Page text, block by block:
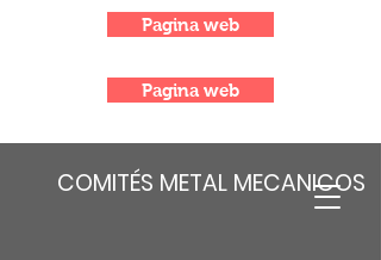
COMITÉS METAL MECANICOS
Pagina web
Pagina web